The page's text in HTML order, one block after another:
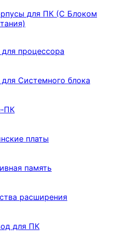
для ПК (С Блоком
процессора
Системного блока
ПК
платы
память
расширения
для ПК